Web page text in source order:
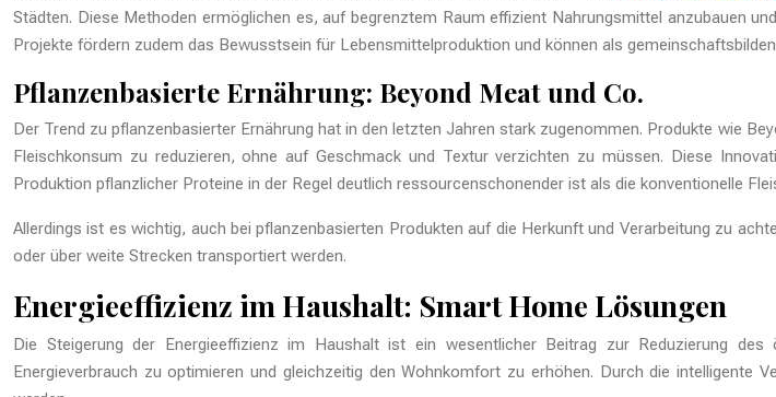
Städten. Diese Methoden ermöglichen es, auf begrenztem Raum effizient Nahrungsmittel anzubauen
Projekte fördern zudem das Bewusstsein für Lebensmittelproduktion und können als
Pflanzenbasierte Ernährung: Beyond Meat und Co.
Der Trend zu pflanzenbasierter Ernährung hat in den letzten Jahren stark zugenommen. Produkte wie
Fleischkonsum zu reduzieren, ohne auf Geschmack und Textur verzichten zu müssen. Diese
Produktion pflanzlicher Proteine in der Regel deutlich ressourcenschonender ist als die konventionelle
Allerdings ist es wichtig, auch bei pflanzenbasierten Produkten auf die Herkunft und Verarbeitung zu
oder über weite Strecken transportiert werden.
Energieeffizienz im Haushalt: Smart Home Lösungen
Die Steigerung der Energieeffizienz im Haushalt ist ein wesentlicher Beitrag zur Reduzierung
Energieverbrauch zu optimieren und gleichzeitig den Wohnkomfort zu erhöhen. Durch die intelligente